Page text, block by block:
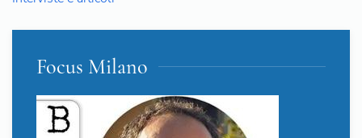
Focus Milano